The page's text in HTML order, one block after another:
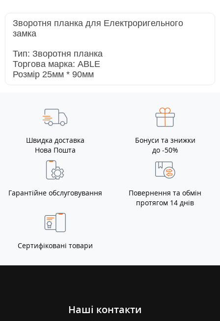
Зворотня планка для Електроригельного
замка
Тип: Зворотня планка
Торгова марка: ABLE
Розмір 25мм * 90мм
Швидка доставка
Нова Пошта
Бонуси та знижки
до -50%
Гарантійне обслуговування
Повернення та обмін
протягом 14 днів
Сертифіковані товари
Наші контакти